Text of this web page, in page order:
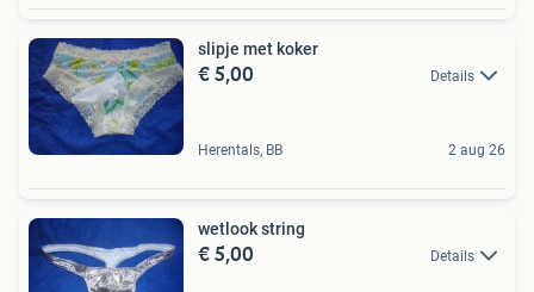
slipje met koker
€ 5,00 Details
Herentals, BB 2 aug 26
wetlook string
€ 5,00 Details